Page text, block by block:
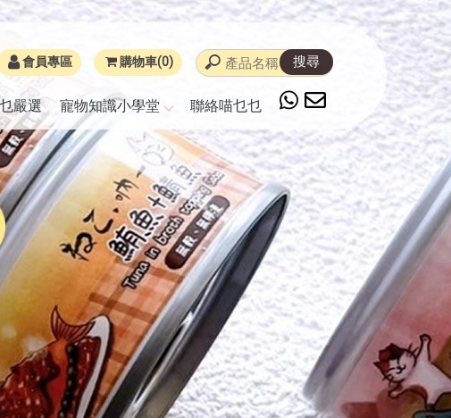
嚴選 寵物知識小學堂 聯絡喵乜乜
會員專區 購物車(0)